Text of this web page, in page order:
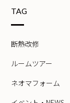
TAG
断熱改修
ルームツアー
ネオマフォーム